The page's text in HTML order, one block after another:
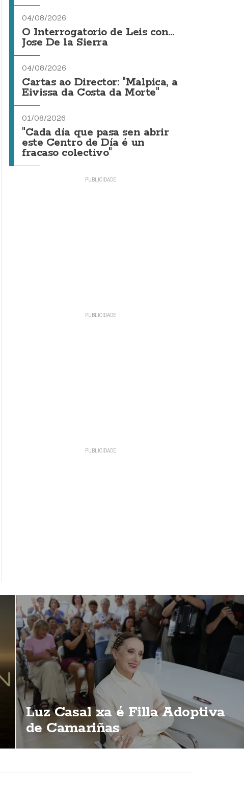
04/08/2026
O Interrogatorio de Leis con...
Jose De la Sierra
04/08/2026
Cartas ao Director: "Malpica, a
Eivissa da Costa da Morte"
01/08/2026
"Cada día que pasa sen abrir
este Centro de Día é un
fracaso colectivo"
Luz Casal xa é Filla Adoptiva
de Camariñas